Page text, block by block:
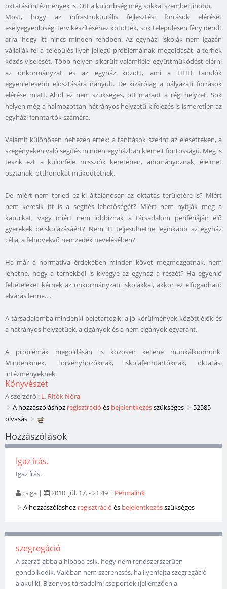
oktatási intézmények is. Ott a különbség még sokkal szembetűnőbb.
Most, hogy az infrastrukturális fejlesztési források elérését
esélyegyenlőségi terv készítéséhez kötötték, sok településen fény derült
arra, hogy itt nincs minden rendben. Az egyházi iskolák nem igazán
vállalják fel a település ilyen jellegű problémáinak megoldását, a terhek
közös viselését. Több helyen sikerült valamiféle együttműködést elérni
az önkormányzat és az egyház között, ami a HHH tanulók
egyenletesebb elosztására irányult. De kizárólag a pályázati források
elérése miatt. Ahol ez nem szükséges, ott maradt a régi helyzet. Sok
helyen még a halmozottan hátrányos helyzetű kifejezés is ismeretlen az
egyházi fenntartók számára.
Valamit különösen nehezen értek: a tanítások szerint az elesetteken, a
szegényeken való segítés minden egyházban kiemelt fontosságú. Meg is
teszik ezt a különféle missziók keretében, adományoznak, élelmet
osztanak, otthonokat működtetnek.
De miért nem terjed ez ki általánosan az oktatás területére is? Miért
nem keresik itt is a segítés lehetőségét? Miért nem nyitják meg a
kapuikat, vagy miért nem lobbiznak a társadalom perifériáján élő
gyerekek beiskolázásáért? Nem itt teljesülhetne leginkább az egyház
célja, a felnövekvő nemzedék nevelésében?
Ha már a normatíva érdekében minden követ megmozgatnak, nem
lehetne, hogy a terhekből is kivegye az egyház a részét? Ha egyenlő
feltételeket kérnek az önkormányzati iskolákkal, akkor ez elfogadható
elvárás lenne….
A társadalomba mindenki beletartozik: a jó körülmények között élők és
a hátrányos helyzetűek, a cigányok és a nem cigányok egyaránt.
A problémák megoldásán is közösen kellene munkálkodnunk.
Mindenkinek. Törvényhozóknak, iskolafenntartóknak, oktatási
intézményeknek.
Könyvészet
A szerzőről: L. Ritók Nóra
A hozzászóláshoz regisztráció és bejelentkezésszükséges
52585
olvasás
Hozzászólások
Igaz írás.
Igaz írás.
csiga | 2010. júl. 17. - 21:49 | Permalink
A hozzászóláshoz regisztráció és bejelentkezésszükséges
szegregáció
A szerző abba a hibába esik, hogy nem rendszerszerűen
gondolkodik. Valóban nem szerencsés, ha ilyenfajta szegregáció
alakul ki. Bizonyos társadalmi csoportok (jellemzően a